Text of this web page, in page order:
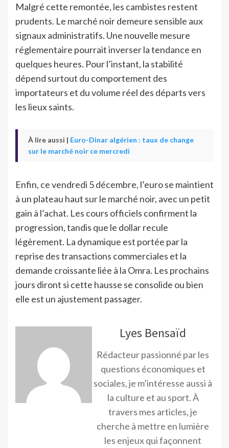
Malgré cette remontée, les cambistes restent
prudents. Le marché noir demeure sensible aux
signaux administratifs. Une nouvelle mesure
réglementaire pourrait inverser la tendance en
quelques heures. Pour l’instant, la stabilité
dépend surtout du comportement des
importateurs et du volume réel des départs vers
les lieux saints.
À lire aussi | Euro-Dinar algérien : taux de change
sur le marché noir ce mercredi
Enfin, ce vendredi 5 décembre, l’euro se maintient
à un plateau haut sur le marché noir, avec un petit
gain à l’achat. Les cours officiels confirment la
progression, tandis que le dollar recule
légèrement. La dynamique est portée par la
reprise des transactions commerciales et la
demande croissante liée à la Omra. Les prochains
jours diront si cette hausse se consolide ou bien
elle est un ajustement passager.
Lyes Bensaïd
Rédacteur passionné par les
questions économiques et
sociales, je m’intéresse aussi à
la culture et au sport. À
travers mes articles, je
cherche à mettre en lumière
les enjeux qui façonnent